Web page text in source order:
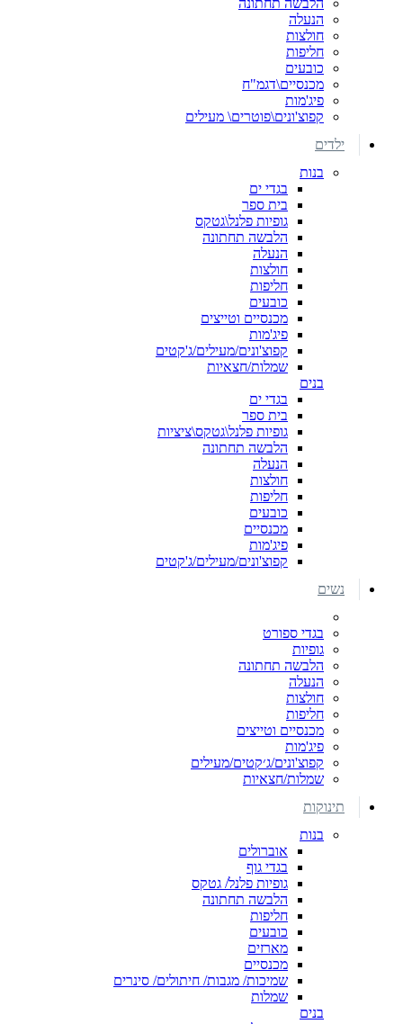
הלבשה תחתונה
הנעלה
חולצות
חליפות
כובעים
מכנסיים\דגמ"ח
פיג'מות
קפוצ'ונים\פוטרים\ מעילים
ילדים
בנות
בגדי ים
בית ספר
גופיות פלנל\גטקס
הלבשה תחתונה
הנעלה
חולצות
חליפות
כובעים
מכנסיים וטייצים
פיג'מות
קפוצ'ונים/מעילים/ג'קטים
שמלות/חצאיות
בנים
בגדי ים
בית ספר
גופיות פלנל\גטקס\ציציות
הלבשה תחתונה
הנעלה
חולצות
חליפות
כובעים
מכנסיים
פיג'מות
קפוצ'ונים/מעילים/ג'קטים
נשים
בגדי ספורט
גופיות
הלבשה תחתונה
הנעלה
חולצות
חליפות
מכנסיים וטייצים
פיג'מות
קפוצ'ונים/ג׳קטים/מעילים
שמלות/חצאיות
תינוקות
בנות
אוברולים
בגדי גוף
גופיות פלנל/ גטקס
הלבשה תחתונה
חליפות
כובעים
מארזים
מכנסיים
שמיכות/ מגבות/ חיתולים/ סינרים
שמלות
בנים